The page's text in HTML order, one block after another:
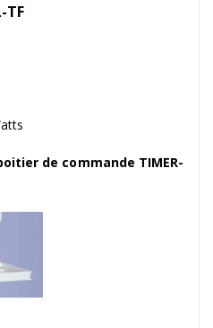
TF
de commande TIMER-